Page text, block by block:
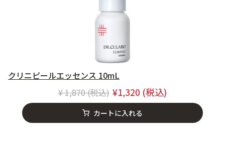
クリニピールエッセンス 10mL
Price reduced from
1,870to 1,320
カートに入れる